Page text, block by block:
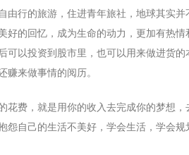
由行的旅游，住进青年旅社，地球其实并
好的回忆，成为生命的动力，更加有热情
可以投资到股市里，也可以用来做进货的
赚来做事情的阅历。
花费，就是用你的收入去完成你的梦想，
怨自己的生活不美好，学会生活，学会